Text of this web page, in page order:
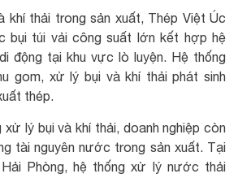
khí thải trong sản xuất, Thép Việt Úc
bụi túi vải công suất lớn kết hợp hệ
động tại khu vực lò luyện. Hệ thống
gom, xử lý bụi và khí thải phát sinh
thép.
lý bụi và khí thải, doanh nghiệp còn
tài nguyên nước trong sản xuất. Tại
Phòng, hệ thống xử lý nước thải